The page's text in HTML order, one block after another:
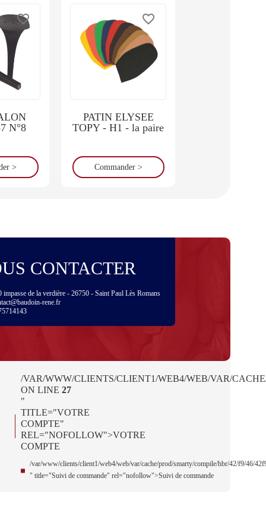
favorite_border
N°8
>
favorite_border
PATIN ELYSEE
TOPY - H1 - la paire
Commander >
CONTACTER
impasse de la verdière - 26750 - Saint Paul Lès Romans
rene.fr
/VAR/WWW/CLIENTS/CLIENT1/WEB4/WEB/VAR/
ON LINE27
"
TITLE="VOTRE
COMPTE"
REL="NOFOLLOW">VOTRE
COMPTE
/var/www/clients/client1/web4/web/var/cache/prod/smarty/compile/hbr/42/f9/46/
" title="Suivi de commande" rel="nofollow">Suivi de commande